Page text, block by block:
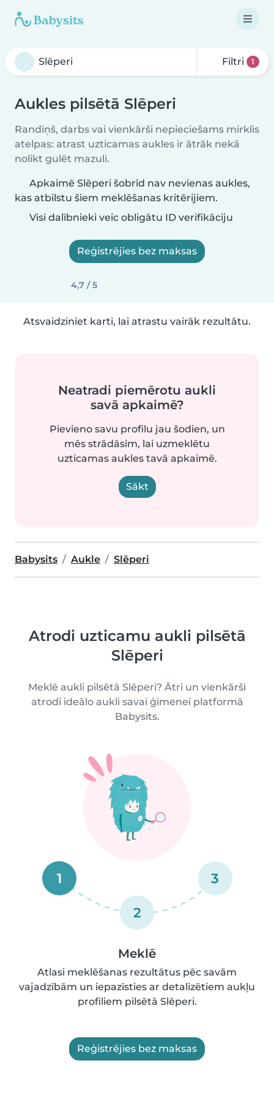
Filtri 1
Aukles pilsētā Slēperi
Randiņš, darbs vai vienkārši nepieciešams mirklis
atelpas: atrast uzticamas aukles ir ātrāk nekā
nolikt gulēt mazuli.
Apkaimē Slēperi šobrīd nav nevienas aukles,
kas atbilstu šiem meklēšanas kritērijiem.
Visi dalībnieki veic obligātu ID verifikāciju
Reģistrējies bez maksas
4,7 / 5
Atsvaidziniet karti, lai atrastu vairāk rezultātu.
Neatradi piemērotu aukli
savā apkaimē?
Pievieno savu profilu jau šodien, un
mēs strādāsim, lai uzmeklētu
uzticamas aukles tavā apkaimē.
Sākt
Babysits Aukle Slēperi
Atrodi uzticamu aukli pilsētā
Slēperi
Meklē aukli pilsētā Slēperi? Ātri un vienkārši
atrodi ideālo aukli savai ģimenei platformā
Babysits.
1
2
3
Meklē
Atlasi meklēšanas rezultātus pēc savām
vajadzībām un iepazīsties ar detalizētiem aukļu
profiliem pilsētā Slēperi.
Reģistrējies bez maksas